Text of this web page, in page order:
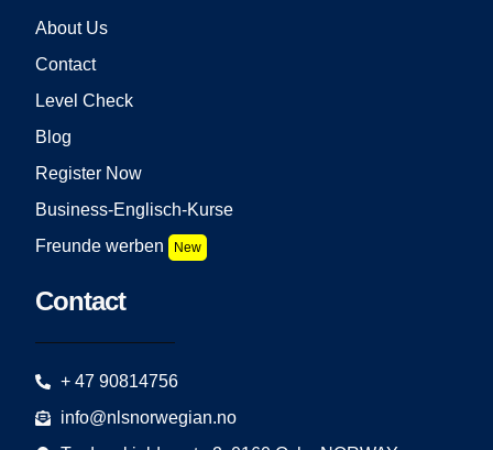
About Us
Contact
Level Check
Blog
Register Now
Business-Englisch-Kurse
Freunde werben
New
Contact
+ 47 90814756
info@nlsnorwegian.no